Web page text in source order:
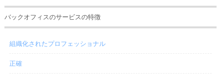
バックオフィスのサービスの特徴
組織化されたプロフェッショナル
正確